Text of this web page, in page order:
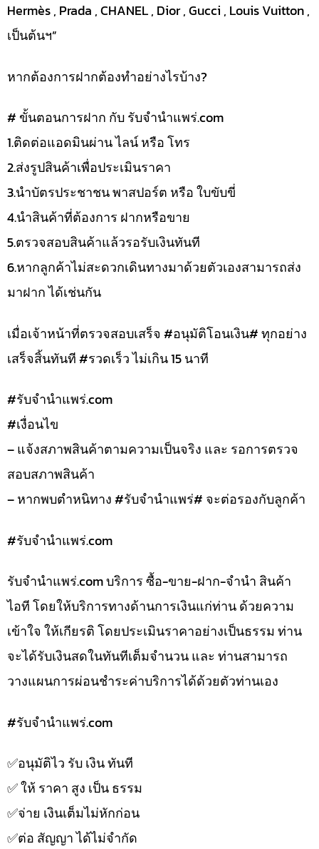
Hermès , Prada , CHANEL , Dior , Gucci , Louis Vuitton ,
เป็นต้นฯ”
หากต้องการฝากต้องทำอย่างไรบ้าง?
# ขั้นตอนการฝาก กับ รับจำนำแพร่.com
1.ติดต่อแอดมินผ่าน ไลน์ หรือ โทร
2.ส่งรูปสินค้าเพื่อประเมินราคา
3.นำบัตรประชาชน พาสปอร์ต หรือ ใบขับขี่
4.นำสินค้าที่ต้องการ ฝากหรือขาย
5.ตรวจสอบสินค้าแล้วรอรับเงินทันที
6.หากลูกค้าไม่สะดวกเดินทางมาด้วยตัวเองสามารถส่ง
มาฝาก ได้เช่นกัน
เมื่อเจ้าหน้าที่ตรวจสอบเสร็จ #อนุมัติโอนเงิน# ทุกอย่าง
เสร็จสิ้นทันที #รวดเร็ว ไม่เกิน 15 นาที
#รับจํานําแพร่.com
#เงื่อนไข
– แจ้งสภาพสินค้าตามความเป็นจริง และ รอการตรวจ
สอบสภาพสินค้า
– หากพบตำหนิทาง #รับจำนำแพร่# จะต่อรองกับลูกค้า
#รับจํานําแพร่.com
รับจํานําแพร่.com บริการ ซื้อ-ขาย-ฝาก-จำนำ สินค้า
ไอที โดยให้บริการทางด้านการเงินแก่ท่าน ด้วยความ
เข้าใจ ให้เกียรติ โดยประเมินราคาอย่างเป็นธรรม ท่าน
จะได้รับเงินสดในทันทีเต็มจำนวน และ ท่านสามารถ
วางแผนการผ่อนชำระค่าบริการได้ด้วยตัวท่านเอง
#รับจํานําแพร่.com
✅️อนุมัติไว รับ เงิน ทันที
✅️ ให้ ราคา สูง เป็น ธรรม
✅️จ่าย เงินเต็มไม่หักก่อน
✅️ต่อ สัญญา ได้ไม่จำกัด